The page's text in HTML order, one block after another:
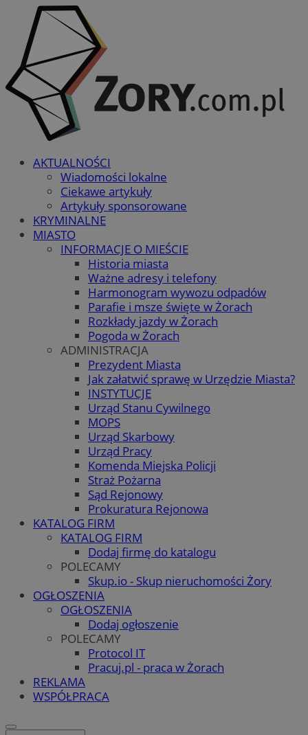
AKTUALNOŚCI
Wiadomości lokalne
Ciekawe artykuły
Artykuły sponsorowane
KRYMINALNE
MIASTO
INFORMACJE O MIEŚCIE
Historia miasta
Ważne adresy i telefony
Harmonogram wywozu odpadów
Parafie i msze święte w Żorach
Rozkłady jazdy w Żorach
Pogoda w Żorach
ADMINISTRACJA
Prezydent Miasta
Jak załatwić sprawę w Urzędzie Miasta?
INSTYTUCJE
Urząd Stanu Cywilnego
MOPS
Urząd Skarbowy
Urząd Pracy
Komenda Miejska Policji
Straż Pożarna
Sąd Rejonowy
Prokuratura Rejonowa
KATALOG FIRM
KATALOG FIRM
Dodaj firmę do katalogu
POLECAMY
Skup.io - Skup nieruchomości Żory
OGŁOSZENIA
OGŁOSZENIA
Dodaj ogłoszenie
POLECAMY
Protocol IT
Pracuj.pl - praca w Żorach
REKLAMA
WSPÓŁPRACA